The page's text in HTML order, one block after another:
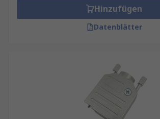
Hinzufügen
Datenblätter